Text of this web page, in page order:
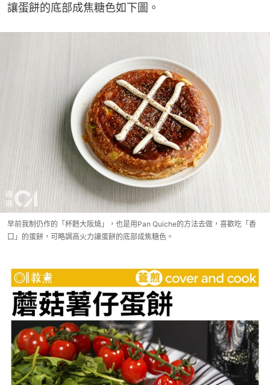
讓蛋餅的底部成焦糖色如下圖。
早前我制仍作的「杯麪大阪燒」，也是用Pan Quiche的方法去做，喜歡吃「香
口」的蛋餅，可略調高火力讓蛋餅的底部成焦糖色。